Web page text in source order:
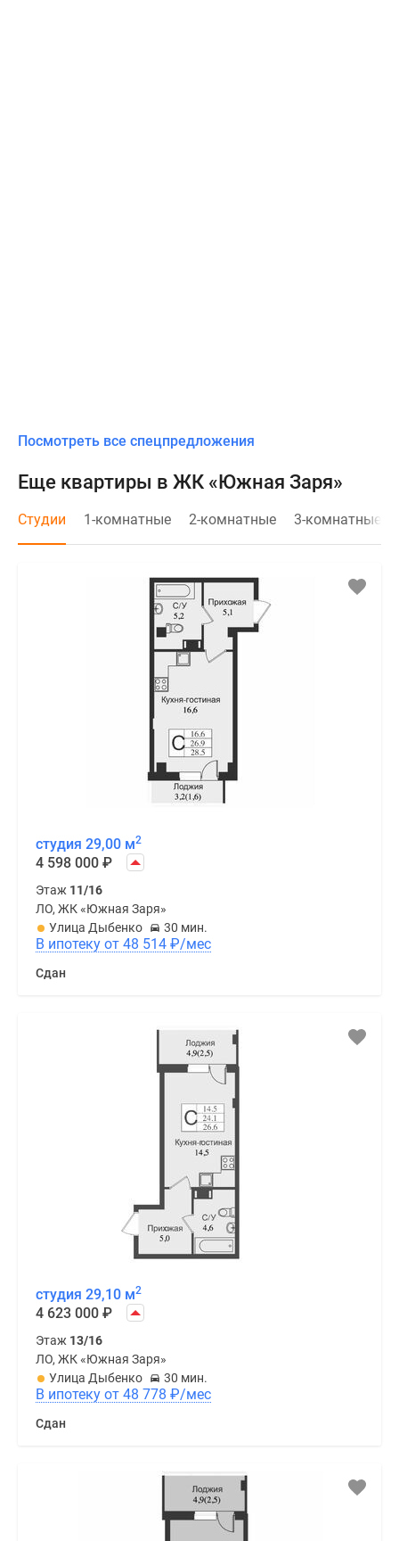
Посмотреть все спецпредложения
Еще квартиры в ЖК «Южная Заря»
Студии 1-комнатные 2-комнатные 3-комнатные
студия 29,00 м2
4 598 000 ₽
Этаж 11/16
ЛО, ЖК «Южная Заря»
Улица Дыбенко
30 мин.
В ипотеку от 48 514 ₽/мес
Сдан
студия 29,10 м2
4 623 000 ₽
Этаж 13/16
ЛО, ЖК «Южная Заря»
Улица Дыбенко
30 мин.
В ипотеку от 48 778 ₽/мес
Сдан